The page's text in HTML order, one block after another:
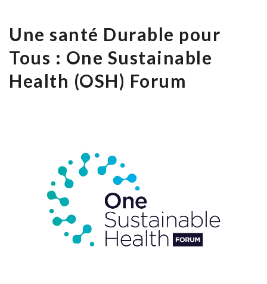
Une santé Durable pour
Tous : One Sustainable
Health (OSH) Forum